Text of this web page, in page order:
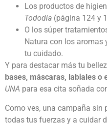
Los productos de
Tododia (página 124 y
O los súper
Natura con los
tu cuidado.
Y para destacar más tu
bases, máscaras, labiales o
UNA para esa cita soñada
Como ves, una campaña sin
todas tus fuerzas y a cuidar